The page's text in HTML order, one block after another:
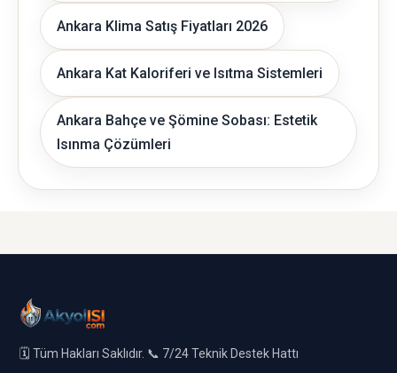
Ankara Klima Satış Fiyatları 2026
Ankara Kat Kaloriferi ve Isıtma Sistemleri
Ankara Bahçe ve Şömine Sobası: Estetik
Isınma Çözümleri
🗓️ Tüm Hakları Saklıdır. 📞 7/24 Teknik Destek Hattı